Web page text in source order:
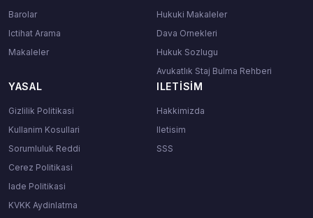
Barolar
Ictihat Arama
Makaleler
Hukuki Makaleler
Dava Ornekleri
Hukuk Sozlugu
Avukatlık Staj Bulma Rehberi
YASAL
Gizlilik Politikasi
Kullanim Kosullari
Sorumluluk Reddi
Cerez Politikasi
Iade Politikasi
KVKK Aydinlatma
ILETISIM
Hakkimizda
Iletisim
SSS